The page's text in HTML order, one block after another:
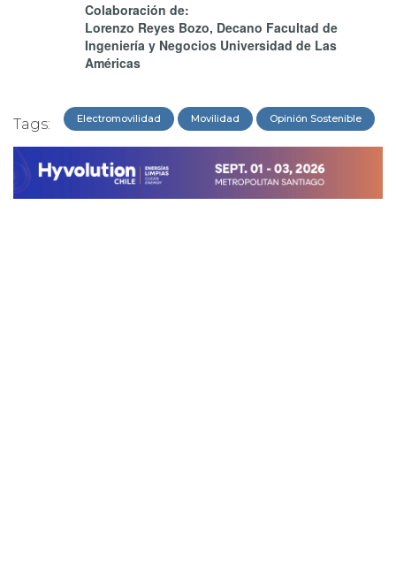
Colaboración de:
Lorenzo Reyes Bozo, Decano Facultad de
Ingeniería y Negocios Universidad de Las
Américas
Tags: Electromovilidad Movilidad Opinión Sostenible